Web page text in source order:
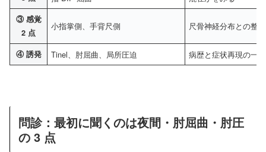
③ 感覚
2 点
小指掌側、手背尺側 尺骨神経分布との整
④ 誘発 Tinel、肘屈曲、局所圧迫 病歴と症状再現の一
問診：最初に聞くのは夜間・肘屈曲・肘圧
の 3 点